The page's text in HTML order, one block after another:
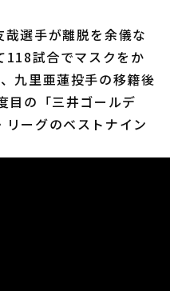
選手が離脱を余儀な
118試合でマスクをか
九里亜蓮投手の移籍後
目の「三井ゴールデ
ーグのベストナイン